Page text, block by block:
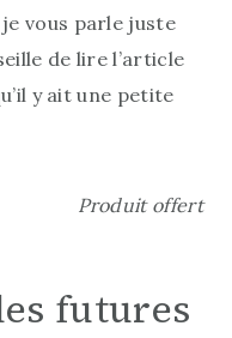
vous parle juste
de lire l’article
y ait une petite
Produit offert
futures